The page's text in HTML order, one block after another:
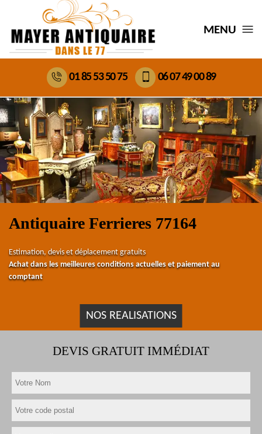
MENU
01 85 53 50 75 06 07 49 00 89
Antiquaire Ferrieres 77164
Estimation, devis et déplacement gratuits
Achat dans les meilleures conditions actuelles et paiement au
comptant
NOS REALISATIONS
DEVIS GRATUIT IMMÉDIAT